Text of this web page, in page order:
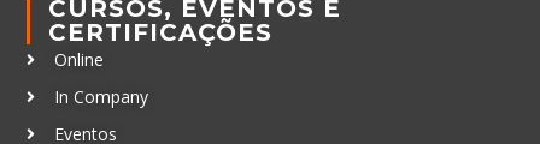
CURSOS, EVENTOS E
CERTIFICAÇÕES
Online
In Company
Eventos